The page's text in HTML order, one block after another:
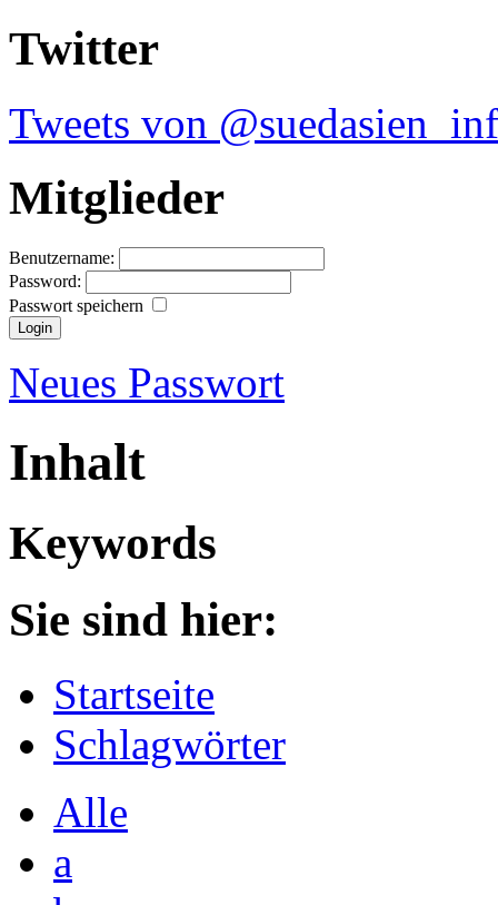
Twitter
Tweets von
Mitglieder
Benutzername:
Password:
Passwort speichern
Neues Passwort
Inhalt
Keywords
Sie sind hier:
Startseite
Schlagwörter
Alle
a